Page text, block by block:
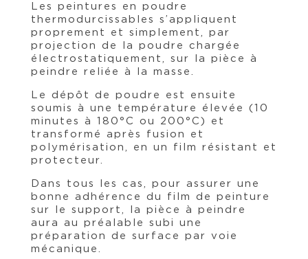
Les peintures en poudre
thermodurcissables s’appliquent
proprement et simplement, par
projection de la poudre chargée
électrostatiquement, sur la pièce à
peindre reliée à la masse.
Le dépôt de poudre est ensuite
soumis à une température élevée (10
minutes à 180°C ou 200°C) et
transformé après fusion et
polymérisation, en un film résistant et
protecteur.
Dans tous les cas, pour assurer une
bonne adhérence du film de peinture
sur le support, la pièce à peindre
aura au préalable subi une
préparation de surface par voie
mécanique.